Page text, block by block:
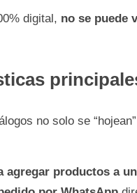
digital, no se puede
no solo se
agregar productos a